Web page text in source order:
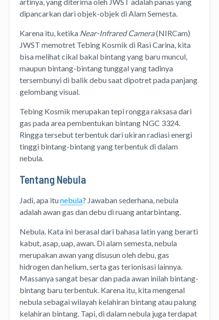
dipancarkan dari objek-objek di Alam Semesta.
Karena itu, ketika Near-Infrared Camera(NIRCam)
JWST memotret Tebing Kosmik di Rasi Carina, kita
bisa melihat cikal bakal bintang yang baru muncul,
maupun bintang-bintang tunggal yang tadinya
tersembunyi di balik debu saat dipotret pada panjang
gelombang visual.
Tebing Kosmik merupakan tepi rongga raksasa dari
gas pada area pembentukan bintang NGC 3324.
Ringga tersebut terbentuk dari ukiran radiasi energi
tinggi bintang-bintang yang terbentuk di dalam
nebula.
Tentang Nebula
Jadi, apa itunebula? Jawaban sederhana, nebula
adalah awan gas dan debu di ruang antarbintang.
Nebula. Kata ini berasal dari bahasa latin yang berarti
kabut, asap, uap, awan. Di alam semesta, nebula
merupakan awan yang disusun oleh debu, gas
hidrogen dan helium, serta gas terionisasi lainnya.
Massanya sangat besar dan pada awan inilah bintang-
bintang baru terbentuk. Karena itu, kita mengenal
nebula sebagai wilayah kelahiran bintang atau palung
kelahiran bintang. Tapi, di dalam nebula juga terdapat